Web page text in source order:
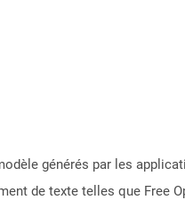
générés par les
de texte telles que Free